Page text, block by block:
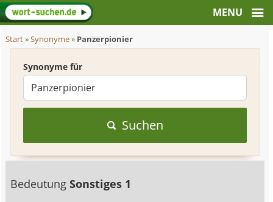
Start»Synonyme» Panzerpionier
Synonyme für
Suchen
BedeutungSonstiges 1